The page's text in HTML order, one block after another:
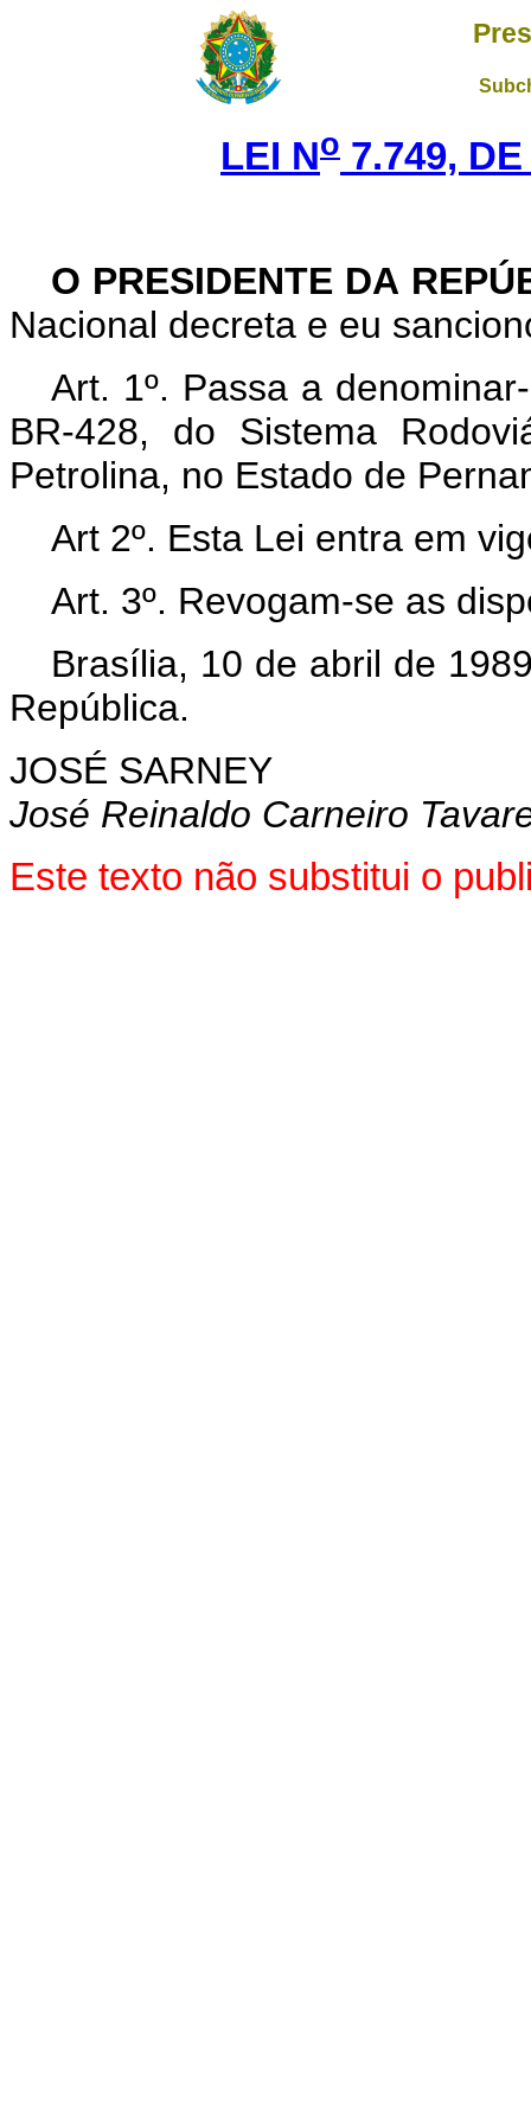
LEI No 7.749,
O PRESIDENTE DA
Nacional decreta e eu
Art. 1º. Passa a
BR-428, do Sistema
Petrolina, no Estado de
Art 2º. Esta Lei entra em
Art. 3º. Revogam-se as
Brasília, 10 de abril de
República.
JOSÉ SARNEY
José Reinaldo Carneiro
Este texto não substitui o